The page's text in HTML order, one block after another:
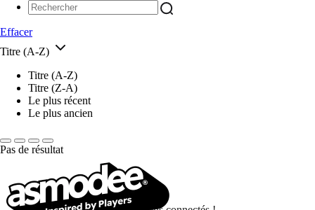
Effacer
Titre (A-Z)
Titre (A-Z)
Titre (Z-A)
Le plus récent
Le plus ancien
Pas de résultat